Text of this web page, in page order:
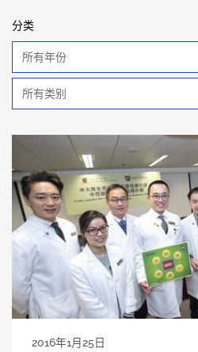
分类
类
类
2016年1月25日